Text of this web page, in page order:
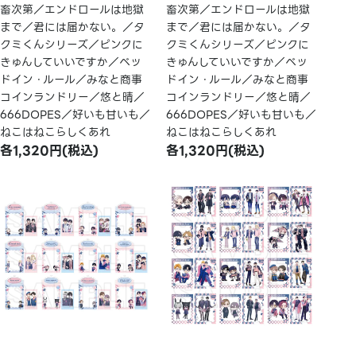
畜次第／エンドロールは地獄
まで／君には届かない。／タ
クミくんシリーズ／ピンクに
きゅんしていいですか／ベッ
ドイン・ルール／みなと商事
コインランドリー／悠と晴／
666DOPES／好いも甘いも／
ねこはねこらしくあれ
各1,320円(税込)
畜次第／エンドロールは地獄
まで／君には届かない。／タ
クミくんシリーズ／ピンクに
きゅんしていいですか／ベッ
ドイン・ルール／みなと商事
コインランドリー／悠と晴／
666DOPES／好いも甘いも／
ねこはねこらしくあれ
各1,320円(税込)